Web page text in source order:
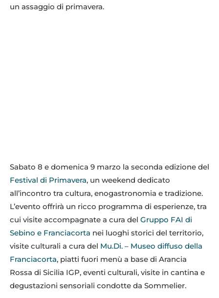
un assaggio di primavera.
Sabato 8 e domenica 9 marzo la seconda edizione del
Festival di Primavera, un weekend dedicato
all’incontro tra cultura, enogastronomia e tradizione.
L’evento offrirà un ricco programma di esperienze, tra
cui visite accompagnate a cura del Gruppo FAI di
Sebino e Franciacorta nei luoghi storici del territorio,
visite culturali a cura del Mu.Di. – Museo diffuso della
Franciacorta, piatti fuori menù a base di Arancia
Rossa di Sicilia IGP, eventi culturali, visite in cantina e
degustazioni sensoriali condotte da Sommelier.